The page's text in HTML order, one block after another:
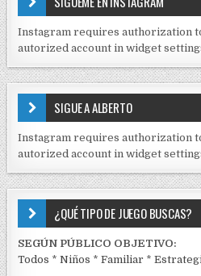
I
D
S
E
J
C
K
Instagram requires authorization
autorized account in widget
SIGUE A ALBERTO
Instagram requires authorization
autorized account in widget
¿QUÉ TIPO DE JUEGO BUSCAS?
SEGÚN PÚBLICO OBJETIVO:
Todos *Niños *Familiar *